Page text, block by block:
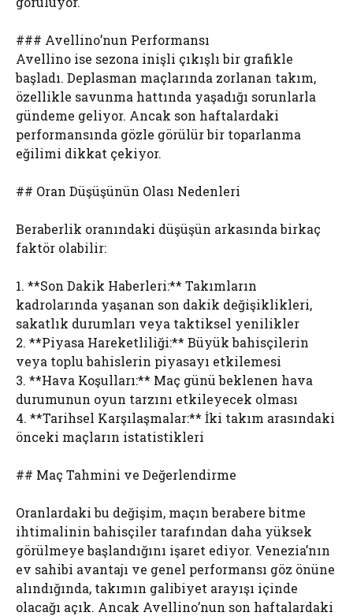
### Avellino’nun Performansı
Avellino ise sezona inişli çıkışlı bir grafikle
başladı. Deplasman maçlarında zorlanan takım,
özellikle savunma hattında yaşadığı sorunlarla
gündeme geliyor. Ancak son haftalardaki
performansında gözle görülür bir toparlanma
eğilimi dikkat çekiyor.
## Oran Düşüşünün Olası Nedenleri
Beraberlik oranındaki düşüşün arkasında birkaç
faktör olabilir:
1. **Son Dakik Haberleri:** Takımların
kadrolarında yaşanan son dakik değişiklikleri,
sakatlık durumları veya taktiksel yenilikler
2. **Piyasa Hareketliliği:** Büyük bahisçilerin
veya toplu bahislerin piyasayı etkilemesi
3. **Hava Koşulları:** Maç günü beklenen hava
durumunun oyun tarzını etkileyecek olması
4. **Tarihsel Karşılaşmalar:** İki takım arasındaki
önceki maçların istatistikleri
## Maç Tahmini ve Değerlendirme
Oranlardaki bu değişim, maçın berabere bitme
ihtimalinin bahisçiler tarafından daha yüksek
görülmeye başlandığını işaret ediyor. Venezia’nın
ev sahibi avantajı ve genel performansı göz önüne
alındığında, takımın galibiyet arayışı içinde
olacağı açık. Ancak Avellino’nun son haftalardaki